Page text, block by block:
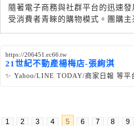
隨著電子商務與社群平台的迅速
受消費者青睞的購物模式。團購
https://206451.ec66.tw
21世紀不動產楊梅店-張絢淇
✨ Yahoo/LINE TODAY/商家日報
1 2 3 4 5 6 7 8 9